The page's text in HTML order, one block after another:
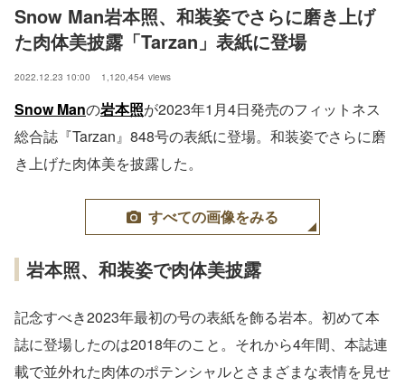
Snow Man岩本照、和装姿でさらに磨き上げ
た肉体美披露「Tarzan」表紙に登場
2022.12.23 10:00 1,120,454 views
Snow Manの岩本照が2023年1月4日発売のフィットネス
総合誌『Tarzan』848号の表紙に登場。和装姿でさらに磨
き上げた肉体美を披露した。
すべての画像をみる
岩本照、和装姿で肉体美披露
記念すべき2023年最初の号の表紙を飾る岩本。初めて本
誌に登場したのは2018年のこと。それから4年間、本誌連
載で並外れた肉体のポテンシャルとさまざまな表情を見せ